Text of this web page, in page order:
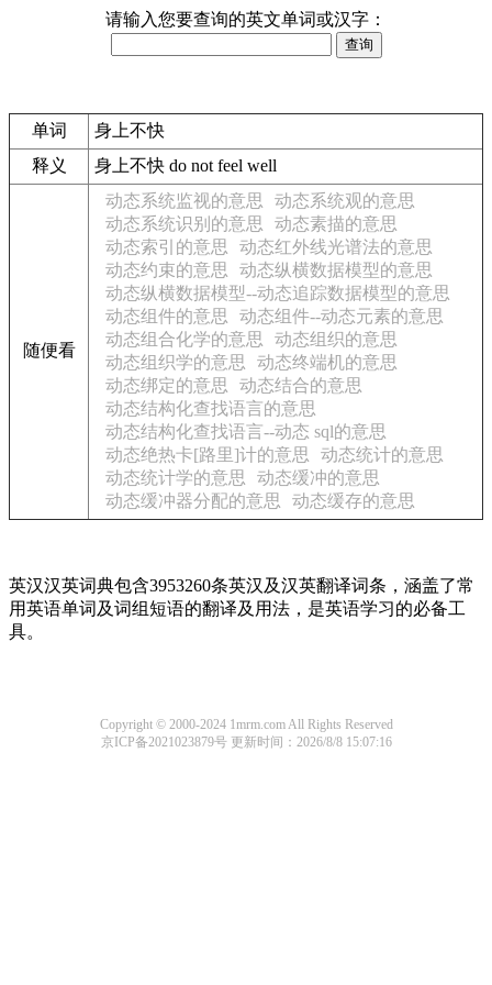
请输入您要查询的英文单词或汉字：
单词
身上不快
释义
身上不快 do not feel well
随便看
动态系统监视的意思
动态系统观的意思
动态系统识别的意思
动态素描的意思
动态索引的意思
动态红外线光谱法的意思
动态约束的意思
动态纵横数据模型的意思
动态纵横数据模型--动态追踪数据模型的意思
动态组件的意思
动态组件--动态元素的意思
动态组合化学的意思
动态组织的意思
动态组织学的意思
动态终端机的意思
动态绑定的意思
动态结合的意思
动态结构化查找语言的意思
动态结构化查找语言--动态 sql的意思
动态绝热卡[路里]计的意思
动态统计的意思
动态统计学的意思
动态缓冲的意思
动态缓冲器分配的意思
动态缓存的意思
英汉汉英词典包含3953260条英汉及汉英翻译词条，涵盖了常
用英语单词及词组短语的翻译及用法，是英语学习的必备工
具。
Copyright © 2000-2024 1mrm.com All Rights Reserved
京ICP备2021023879号 更新时间：2026/8/8 15:07:16